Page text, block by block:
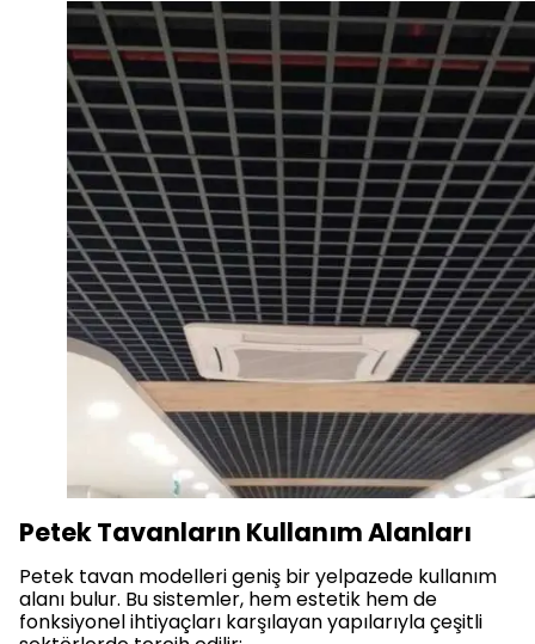
Petek Tavanların Kullanım Alanları
Petek tavan modelleri geniş bir yelpazede kullanım
alanı bulur. Bu sistemler, hem estetik hem de
fonksiyonel ihtiyaçları karşılayan yapılarıyla çeşitli